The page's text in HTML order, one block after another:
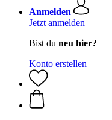
Anmelden
Jetzt anmelden
Bist du neu hier?
Konto erstellen